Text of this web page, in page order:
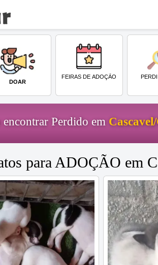
DOAR
FEIRAS DE ADOÇÃO
Perdido em
para ADOÇÃO em